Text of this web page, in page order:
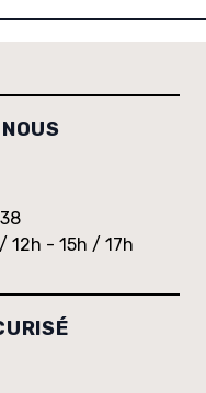
12h - 15h / 17h